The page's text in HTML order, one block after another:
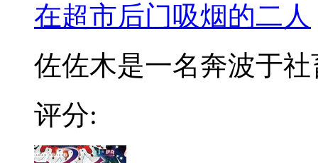
在超市后门吸烟的二人
佐佐木是一名奔波于社
评分: